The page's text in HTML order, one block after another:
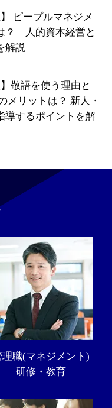
】 ピープルマネジメ
？ 人的資本経営と
解説
】敬語を使う理由と
メリットは？ 新人・
導するポイントを解
理職(マネジメント)
研修・教育